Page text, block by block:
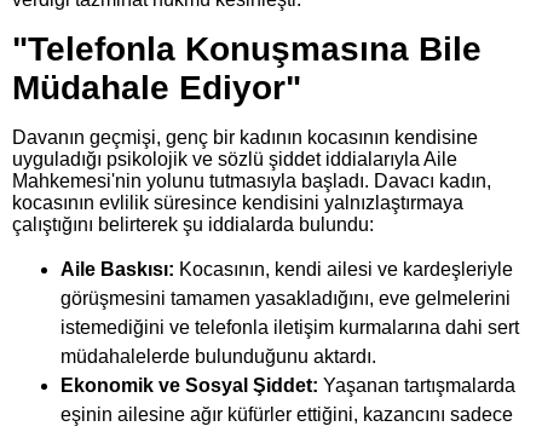
"Telefonla Konuşmasına Bile
Müdahale Ediyor"
Davanın geçmişi, genç bir kadının kocasının kendisine
uyguladığı psikolojik ve sözlü şiddet iddialarıyla Aile
Mahkemesi'nin yolunu tutmasıyla başladı. Davacı kadın,
kocasının evlilik süresince kendisini yalnızlaştırmaya
çalıştığını belirterek şu iddialarda bulundu:
Aile Baskısı: Kocasının, kendi ailesi ve kardeşleriyle
görüşmesini tamamen yasakladığını, eve gelmelerini
istemediğini ve telefonla iletişim kurmalarına dahi sert
müdahalelerde bulunduğunu aktardı.
Ekonomik ve Sosyal Şiddet: Yaşanan tartışmalarda
eşinin ailesine ağır küfürler ettiğini, kazancını sadece